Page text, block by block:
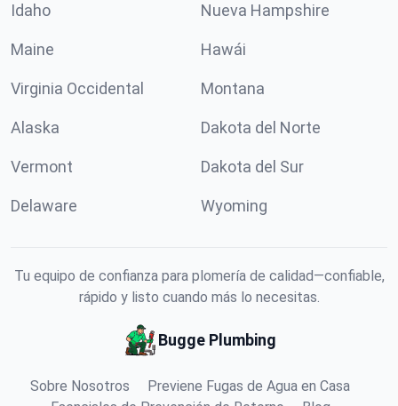
Idaho Nueva Hampshire
Maine Hawái
Virginia Occidental Montana
Alaska Dakota del Norte
Vermont Dakota del Sur
Delaware Wyoming
Tu equipo de confianza para plomería de calidad—confiable,
rápido y listo cuando más lo necesitas.
Bugge Plumbing
Sobre Nosotros
Previene Fugas de Agua en Casa